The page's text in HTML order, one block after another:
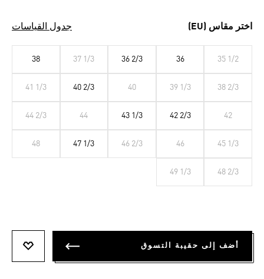
اختر مقاس (EU) جدول القياسات
35 1/2
36
36 2/3
37 1/3
38
38 2/3
39 1/3
40
40 2/3
41 1/3
42
42 2/3
43 1/3
44
44 2/3
45 1/3
46
46 2/3
47 1/3
48
48 2/3
49 1/3
أضف إلى حقيبة التسوق